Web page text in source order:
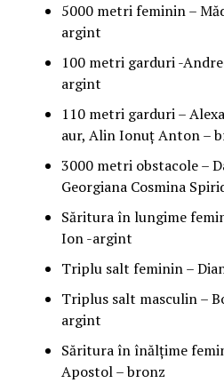
5000 metri feminin –
argint
100 metri garduri -
argint
110 metri garduri –
aur, Alin Ionuţ Anton –
3000 metri obstacole –
Georgiana Cosmina
Săritura în lungime
Ion -argint
Triplu salt feminin –
Triplus salt masculin –
argint
Săritura în înălţime
Apostol – bronz